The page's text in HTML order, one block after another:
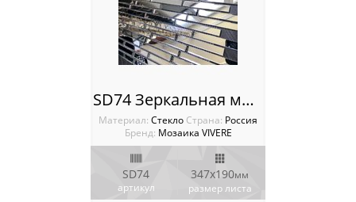
SD74 Зеркальная мозаика VIVERE VANTAGGIO
Материал: Стекло Cтрана: Россия
Бренд: Мозаика VIVERE
SD74
артикул
347х190мм
размер листа